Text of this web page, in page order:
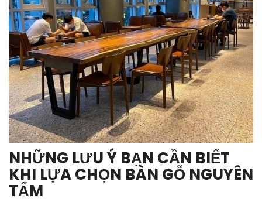
NHỮNG LƯU Ý BẠN CẦN BIẾT
KHI LỰA CHỌN BÀN GỖ NGUYÊN
TẤM